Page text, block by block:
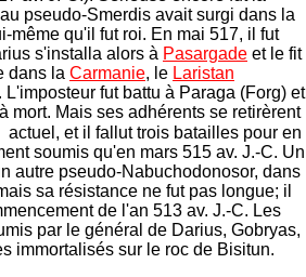
pseudo-Smerdis avait surgi dans la
même qu'il fut roi. En mai 517, il fut
s'installa alors à Pasargade et le fit
dans la Carmanie, le Laristan
fut battu à Paraga (Forg) et
mort. Mais ses adhérents se retirèrent
actuel, et il fallut trois batailles pour en
soumis qu'en mars 515 av. J.-C. Un
autre pseudo-Nabuchodonosor, dans
sa résistance ne fut pas longue; il
de l'an 513 av. J.-C. Les
par le général de Darius, Gobryas,
immortalisés sur le roc de Bisitun.